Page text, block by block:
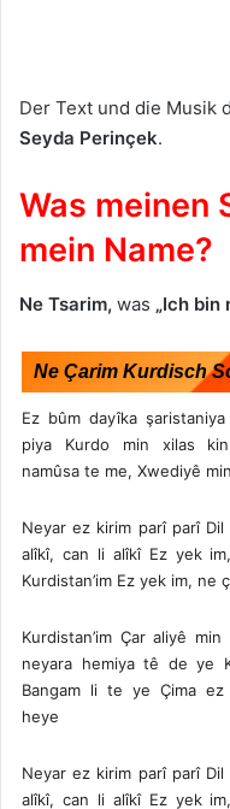
i
l
Der Text und die Musik
Seyda Perinçek.
Was meinen
mein Name?
Ne Tsarim, was „Ich bin
Ne Çarim Kurdisch
Ez bûm dayîka
piya Kurdo min xilas
namûsa te me, Xwediyê
Neyar ez kirim parî parî
alîkî, can li alîkî Ez yek
Kurdistan’im Ez yek im, ne
Kurdistan’im Çar aliyê
neyara hemiya tê de ye
Bangam li te ye Çima ez
heye
Neyar ez kirim parî parî
alîkî, can li alîkî Ez yek